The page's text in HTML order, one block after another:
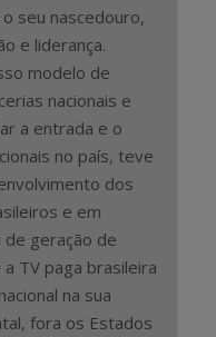
seu nascedouro,
e liderança.
modelo de
nacionais e
a entrada e o
no país, teve
dos
e em
geração de
TV paga brasileira
na sua
fora os Estados